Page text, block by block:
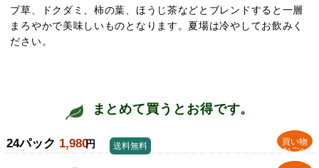
ブ草、ドクダミ、柿の葉、ほうじ茶などとブレンドすると一層
まろやかで美味しいものとなります。夏場は冷やしてお飲みく
ださい。
まとめて買うとお得です。
24パック 1,980円
買い物
かごへ
送料無料